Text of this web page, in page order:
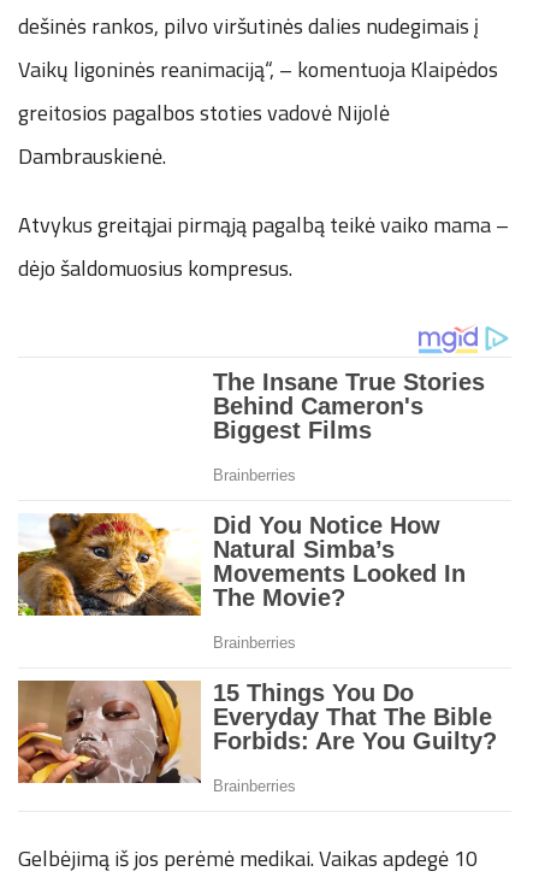
dešinės rankos, pilvo viršutinės dalies nudegimais į
Vaikų ligoninės reanimaciją“, – komentuoja Klaipėdos
greitosios pagalbos stoties vadovė Nijolė
Dambrauskienė.
Atvykus greitąjai pirmąją pagalbą teikė vaiko mama –
dėjo šaldomuosius kompresus.
Gelbėjimą iš jos perėmė medikai. Vaikas apdegė 10